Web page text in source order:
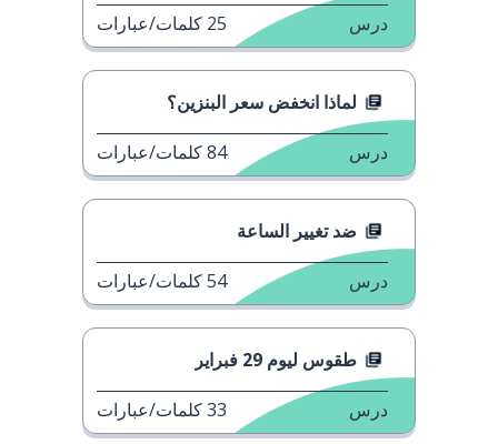
درس 25 كلمات/عبارات
لماذا انخفض سعر البنزين؟
درس 84كلمات/عبارات
ضد تغيير الساعة
درس 54كلمات/عبارات
طقوس ليوم 29 فبراير
درس 33كلمات/عبارات